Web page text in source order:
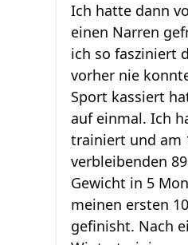
Ich hatte dann
einen Narren
ich so fasziniert
vorher nie
Sport kassiert
auf einmal. Ich
trainiert und am
verbleibenden
Gewicht in 5
meinen ersten
gefinisht. Nach